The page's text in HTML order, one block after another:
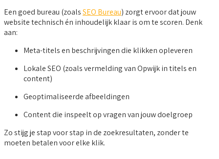
Een goed bureau (zoalsSEO Bureau) zorgt ervoor dat jouw
website technisch én inhoudelijk klaar is om te scoren. Denk
aan:
Meta-titels en beschrijvingen die klikken opleveren
Lokale SEO (zoals vermelding van Opwijk in titels en
content)
Geoptimaliseerde afbeeldingen
Content die inspeelt op vragen van jouw doelgroep
Zo stijg je stap voor stap in de zoekresultaten, zonder te
moeten betalen voor elke klik.